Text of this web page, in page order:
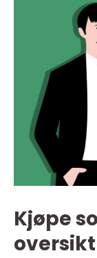
Kjøpe
oversikt